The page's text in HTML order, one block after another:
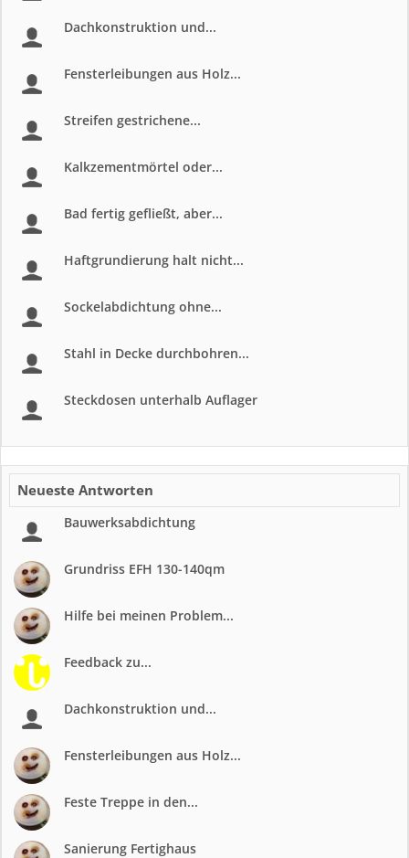
Dachkonstruktion und...
Fensterleibungen aus Holz...
Streifen gestrichene...
Kalkzementmörtel oder...
Bad fertig gefließt, aber...
Haftgrundierung halt nicht...
Sockelabdichtung ohne...
Stahl in Decke durchbohren...
Steckdosen unterhalb Auflager
Neueste Antworten
Bauwerksabdichtung
Grundriss EFH 130-140qm
Hilfe bei meinen Problem...
Feedback zu...
Dachkonstruktion und...
Fensterleibungen aus Holz...
Feste Treppe in den...
Sanierung Fertighaus